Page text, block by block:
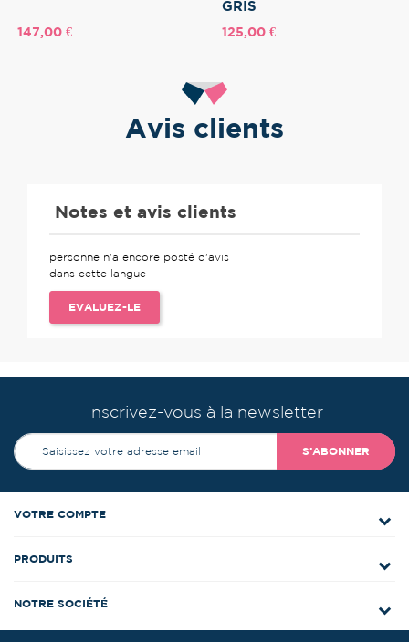
Prix
147,00 €
GRIS
Prix
125,00 €
Avis clients
Notes et avis clients
personne n'a encore posté d'avis
dans cette langue
EVALUEZ-LE
Inscrivez-vous à la newsletter
S’ABONNER
VOTRE COMPTE
PRODUITS
NOTRE SOCIÉTÉ